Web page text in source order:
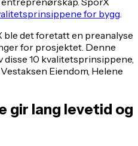
for bygg
ble det foretatt en preanalyse
for prosjektet. Denne
disse 10 kvalitetsprinsippene,
Eiendom, Helene
gir lang levetid og